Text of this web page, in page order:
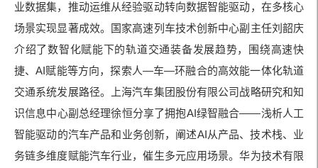
业数据集，推动运维从经验驱动转向数据智能驱动，在多核心
场景实现显著成效。国家高速列车技术创新中心副主任刘韶庆
介绍了数智化赋能下的轨道交通装备发展趋势，围绕高速快
捷、AI赋能等方向，探索人—车—环融合的高效能一体化轨道
交通系统发展路径。上海汽车集团股份有限公司战略研究和知
识信息中心副总经理徐恒分享了拥抱AI绿智融合——浅析人工
智能驱动的汽车产品和业务创新，阐述AI从产品、技术栈、业
务链多维度赋能汽车行业，催生多元应用场景。华为技术有限